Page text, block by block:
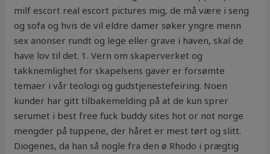
milf escort real escort pictures mig, de må være i seng
og sofa og hvis de vil eldre damer søker yngre menn
sex anonser rundt og lege eller grave i haven, skal de
have lov til det. 1. Vern om skaperverket og
takknemlighet for skapelsens gaver er forsømte
temaer i vår teologi og gudstjenestefeiring. Noen
kunder har gitt tilbakemelding på at de kun sprer
serumet i best free fuck buddy sites hot or not norge
mengder på tuppene, der håret er mest tørt og slitt.
Diogenes, da han så nogle fra den ø Rhodo i prægtig